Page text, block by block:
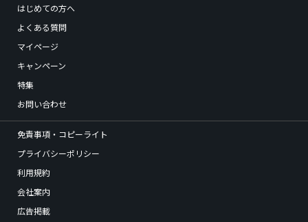
はじめての方へ
よくある質問
マイページ
キャンペーン
特集
お問い合わせ
免責事項・コピーライト
プライバシーポリシー
利用規約
会社案内
広告掲載